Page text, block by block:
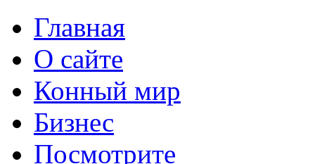
Главная
О сайте
Конный мир
Бизнес
Посмотрите